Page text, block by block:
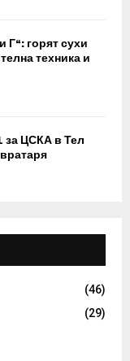
Г“: горят сухи
техника и
за ЦСКА в Тел
(46)
(29)